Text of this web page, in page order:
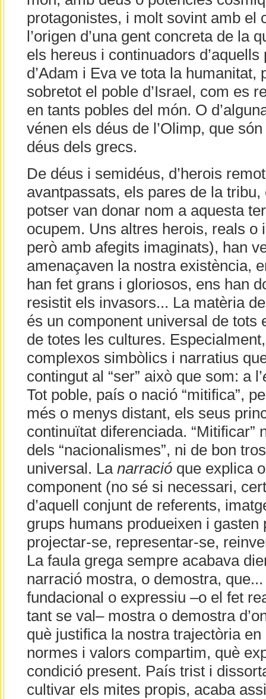
protagonistes, i molt sovint amb el
l’origen d’una gent concreta de la
els hereus i continuadors
d’Adam i Eva ve tota la humanitat,
sobretot el poble d’Israel, com es
en tants pobles del món. O
vénen els déus de l’Olimp, que
déus dels grecs.
De déus i semidéus, d’herois
avantpassats, els pares de la
potser van donar nom a aquesta
ocupem. Uns altres herois, reals o
però amb afegits imaginats), han
amenaçaven la nostra existència,
han fet grans i gloriosos, ens han
resistit els invasors... La matèria
és un component universal de tots
de totes les cultures.
complexos simbòlics i narratius
contingut al “ser” això que som: a l’
Tot poble, país o nació “mitifica”,
més o menys distant, els seus
continuïtat diferenciada. “Mitificar”
dels “nacionalismes”, ni de bon
universal. La narracióque explica
component (no sé si necessari,
d’aquell conjunt de referents,
grups humans produeixen i gasten
projectar-se, representar-se,
La faula grega sempre acabava
narració mostra, o demostra,
fundacional o expressiu –o el fet
tant se val– mostra o demostra
què justifica la nostra trajectòria
normes i valors compartim, què
condició present. País trist i
cultivar els mites propis, acaba